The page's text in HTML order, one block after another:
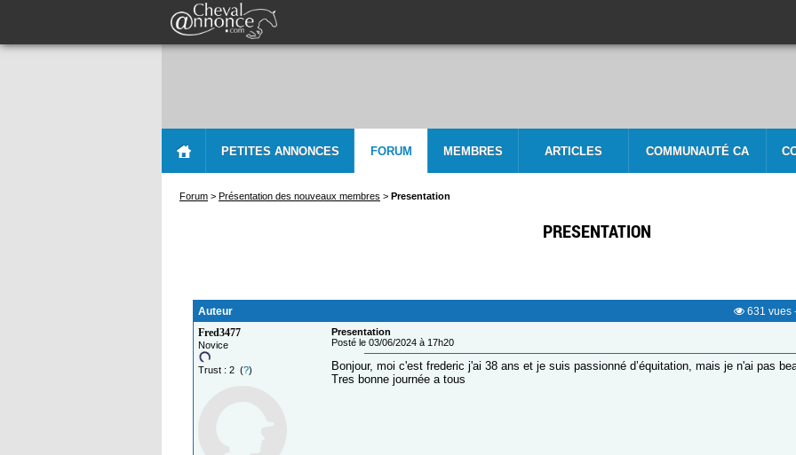
PETITES ANNONCES FORUM MEMBRES ARTICLES COMMUNAUTÉ CA
Forum > Présentation des nouveaux membres > Presentation
PRESENTATION
Auteur 631 vues
Fred3477
Novice
Trust : 2 (?)
Presentation
Posté le 03/06/2024 à 17h20
Bonjour, moi c'est frederic j'ai 38 ans et je suis passionné d’équitation, mais je n'ai pas
Tres bonne journée a tous